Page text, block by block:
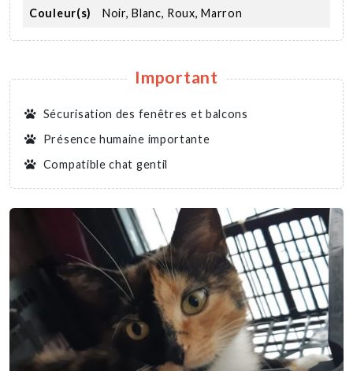
Couleur(s) Noir, Blanc, Roux, Marron
Important
Sécurisation des fenêtres et balcons
Présence humaine importante
Compatible chat gentil